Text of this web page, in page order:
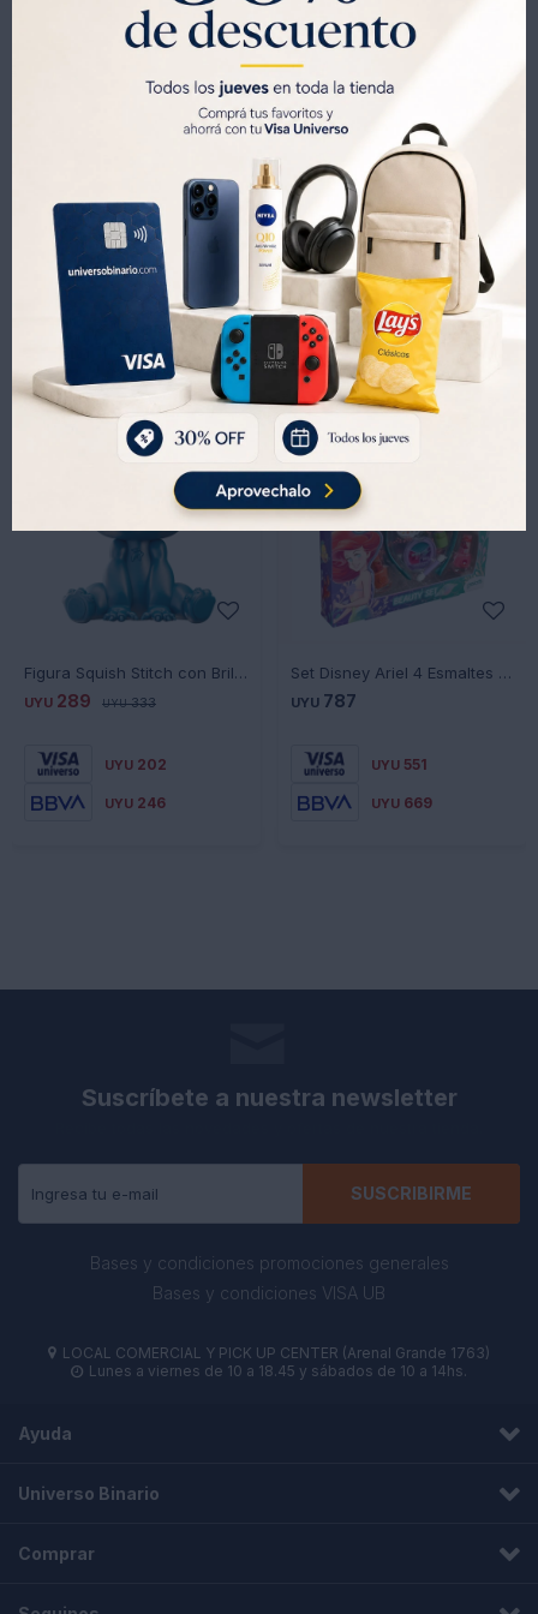
$1000 de regaloy30% OFF todos los jueves.
SOLO CON LA CÉDULA , GRATIS POR 1 AÑO . SOLICITALA AQUÍ
 
Métodos y costos de envíos
Productos que te pueden interesar
Figura Squish Stitch con Brillo - AZUL
UYU 289 UYU 333
UYU 202
UYU 246
Set Disney Ariel 4 Esmaltes +Gloss +Lip +Sombra +Vincha
UYU 787
UYU 551
UYU 669
Suscríbete a nuestra newsletter
SUSCRIBIRME
Bases y condiciones promociones generales
Bases y condiciones VISA UB
 LOCAL COMERCIAL Y PICK UP CENTER (Arenal Grande 1763)
 Lunes a viernes de 10 a 18.45 y sábados de 10 a 14hs.
Ayuda
Universo Binario
Comprar